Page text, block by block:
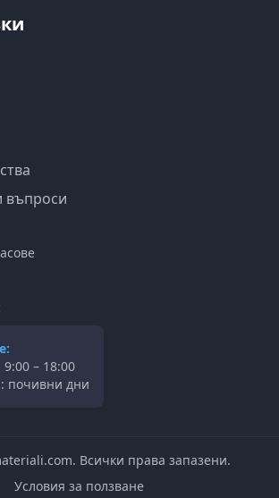
въпроси
– 18:00
почивни дни
Всички права запазени.
Условия за ползване